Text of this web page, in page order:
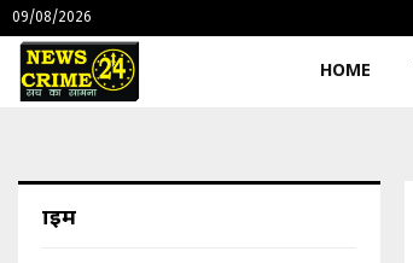
09/08/2026
HOME
क्राइम